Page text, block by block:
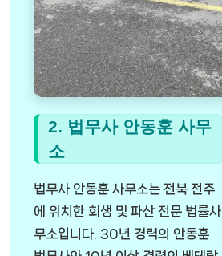
2. 법무사 안동훈 사무
소
법무사 안동훈 사무소는 전북 전주
에 위치한 회생 및 파산 전문 법률사
무소입니다. 30년 경력의 안동훈